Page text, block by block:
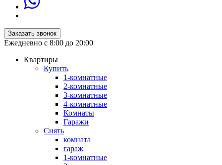
Заказать звонок
Ежедневно с 8:00 до 20:00
Квартиры
Купить
1-комнатные
2-комнатные
3-комнатные
4-комнатные
Комнаты
Гаражи
Снять
комната
гараж
1-комнатные